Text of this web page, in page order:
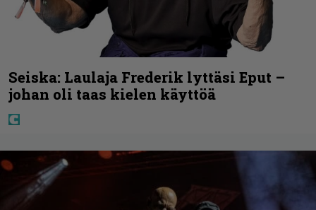
Seiska: Laulaja Frederik lyttäsi Eput –
johan oli taas kielen käyttöä